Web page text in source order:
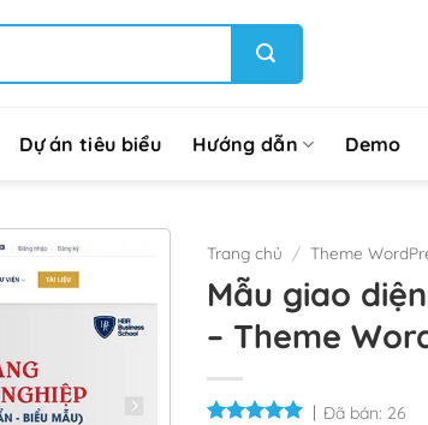
Dự án tiêu biểu Hướng dẫn Demo
Trang chủ / Theme
Mẫu giao
– Theme
Đã bán: 26